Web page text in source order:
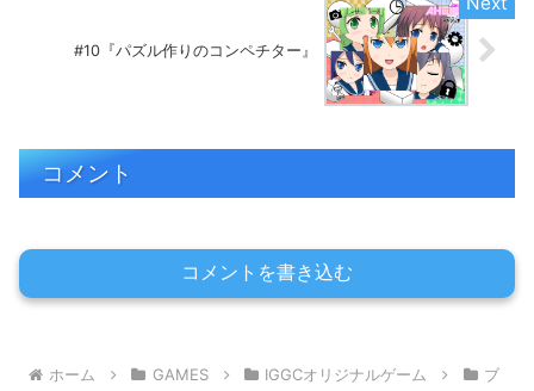
#10『パズル作りのコンペチター』
コメント
コメントを書き込む
ホーム GAMES IGGCオリジナルゲーム
ブ